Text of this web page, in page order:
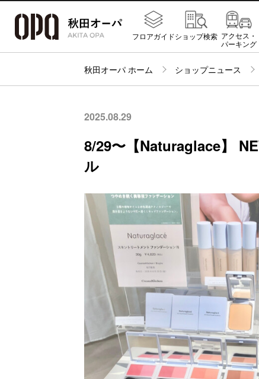
フロアガイドショップ検索 アクセス・
パーキング
秋田オーパ ホーム ショップニュース
2025.08.29
8/29〜【Naturaglace】
ル